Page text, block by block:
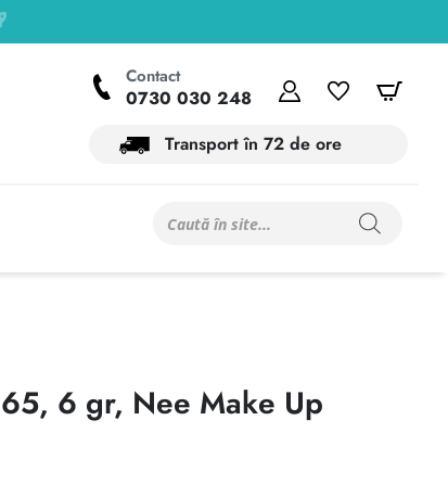
Contact
0730 030 248
Contul meuWishlist
Transport în 72 de ore
Products
6 gr, Nee Make Up